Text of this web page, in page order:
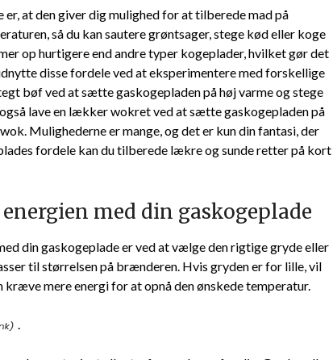
at den giver dig mulighed for at tilberede mad på
så du kan sautere grøntsager, stege kød eller koge
op hurtigere end andre typer kogeplader, hvilket gør det
disse fordele ved at eksperimentere med forskellige
bøf ved at sætte gaskogepladen på høj varme og stege
lave en lækker wokret ved at sætte gaskogepladen på
Mulighederne er mange, og det er kun din fantasi, der
fordele kan du tilberede lækre og sunde retter på kort
med din gaskogeplade
din gaskogeplade er ved at vælge den rigtige gryde eller
til størrelsen på brænderen. Hvis gryden er for lille, vil
kræve mere energi for at opnå den ønskede temperatur.
.